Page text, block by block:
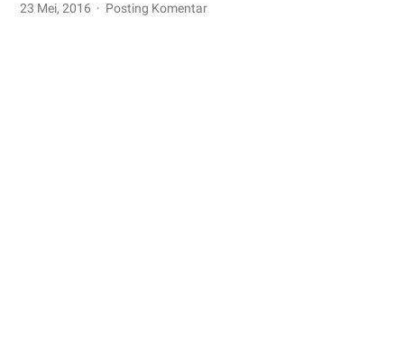
23 Mei, 2016 Posting Komentar